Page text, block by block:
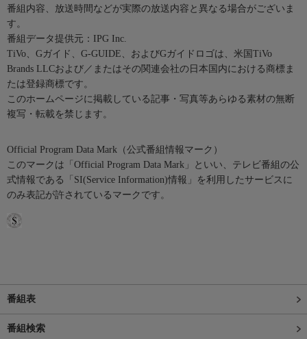
番組内容、放送時間などが実際の放送内容と異なる場合がございま
す。
番組データ提供元：IPG Inc.
TiVo、Gガイド、G-GUIDE、およびGガイドロゴは、米国TiVo
Brands LLCおよび／またはその関連会社の日本国内における商標ま
たは登録商標です。
このホームページに掲載している記事・写真等あらゆる素材の無断
複写・転載を禁じます。
Official Program Data Mark（公式番組情報マーク）
このマークは「Official Program Data Mark」といい、テレビ番組の公
式情報である「SI(Service Information)情報」を利用したサービスに
のみ表記が許されているマークです。
番組表
番組検索